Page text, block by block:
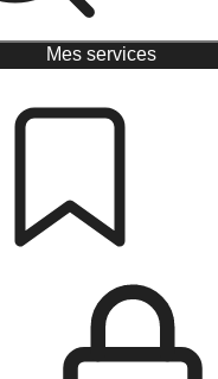
Mes services